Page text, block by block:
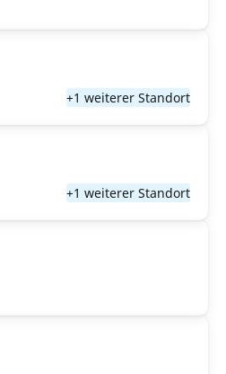
+1 weiterer Standort
+1 weiterer Standort